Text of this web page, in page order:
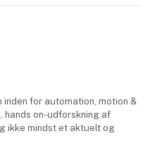
inden for automation, motion &
hands on-udforskning af
ikke mindst et aktuelt og